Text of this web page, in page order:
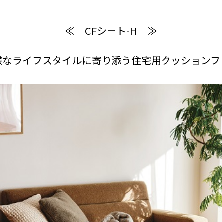
≪ CFシート-H ≫
ライフスタイルに寄り添う住宅用クッション